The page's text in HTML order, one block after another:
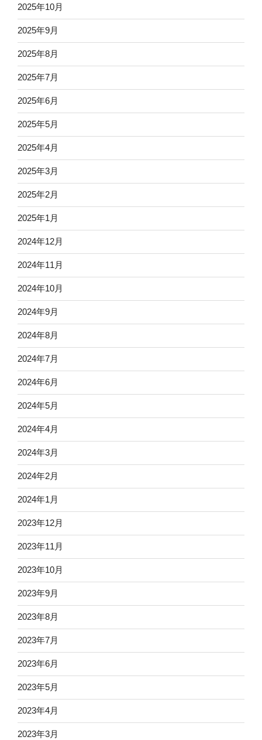
2025年10月
2025年9月
2025年8月
2025年7月
2025年6月
2025年5月
2025年4月
2025年3月
2025年2月
2025年1月
2024年12月
2024年11月
2024年10月
2024年9月
2024年8月
2024年7月
2024年6月
2024年5月
2024年4月
2024年3月
2024年2月
2024年1月
2023年12月
2023年11月
2023年10月
2023年9月
2023年8月
2023年7月
2023年6月
2023年5月
2023年4月
2023年3月